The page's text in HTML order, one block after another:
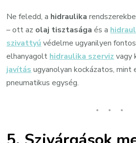
Ne feledd, a hidraulika
– ott az olaj tisztasága és a
szivattyú védelme ugyanilyen
elhanyagolt hidraulika szerviz vagy
javítás ugyanolyan kockázatos,
pneumatikus egység.